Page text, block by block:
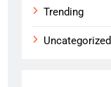
Trending
Uncategorized